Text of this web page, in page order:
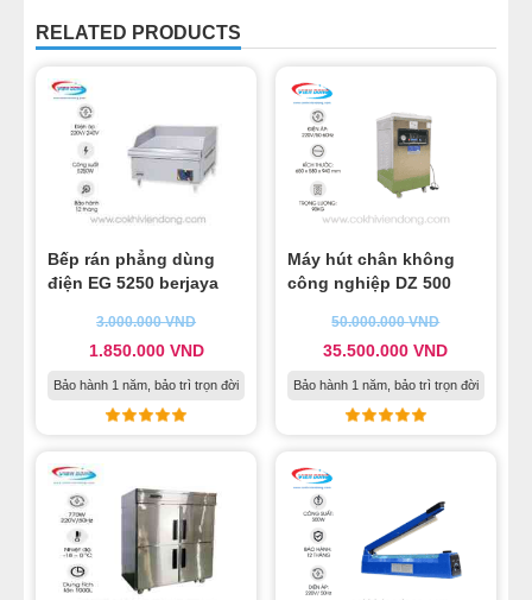
RELATED PRODUCTS
Bếp rán phẳng dùng
điện EG 5250 berjaya
3.000.000VND
1.850.000 VND
Bảo hành 1 năm, bảo trì trọn đời
Máy hút chân không
công nghiệp DZ 500
50.000.000VND
35.500.000VND
Bảo hành 1 năm, bảo trì trọn đời